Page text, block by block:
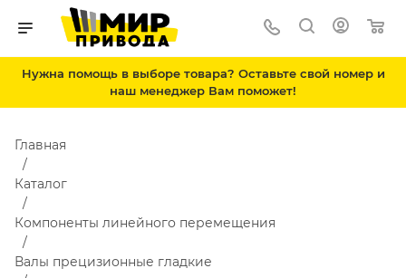
Нужна помощь в выборе товара? Оставьте свой номер и
наш менеджер Вам поможет!
Главная
Каталог
Компоненты линейного перемещения
Валы прецизионные гладкие